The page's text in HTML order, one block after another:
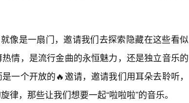
像是一扇门，邀请我们去探索隐藏在这些看似
情，是流行金曲的永恒魅力，还是独立音乐的
一个开放的🔥邀请，邀请我们用耳朵去聆听，
，那些让我们想要一起“啦啦啦”的音乐。